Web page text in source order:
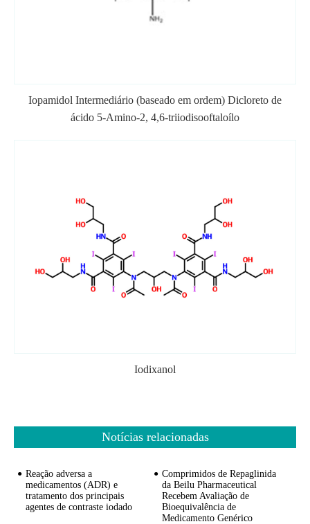
Iopamidol Intermediário (baseado em ordem) Dicloreto de
ácido 5-Amino-2, 4,6-triiodisooftaloílo
Iodixanol
Notícias relacionadas
Reação adversa a
medicamentos (ADR) e
tratamento dos principais
agentes de contraste iodado
Comprimidos de Repaglinida
da Beilu Pharmaceutical
Recebem Avaliação de
Bioequivalência de
Medicamento Genérico